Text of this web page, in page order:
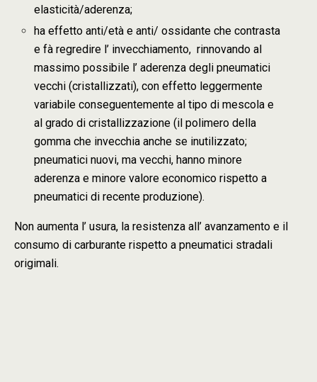
elasticità/aderenza;
haeffetto anti/età e anti/ ossidante che contrasta
e fà regredire l’ invecchiamento, rinnovando al
massimo possibile l’ aderenza degli pneumatici
vecchi (cristallizzati), con effetto leggermente
variabile conseguentemente al tipo di mescola e
al grado di cristallizzazione (il polimero della
gomma che invecchia anche se inutilizzato;
pneumatici nuovi, ma vecchi, hanno minore
aderenza e minore valore economico rispetto a
pneumatici di recente produzione).
Non aumenta l’ usura, la resistenza all’ avanzamento e il
consumo di carburante rispetto a pneumatici stradali
origimali.